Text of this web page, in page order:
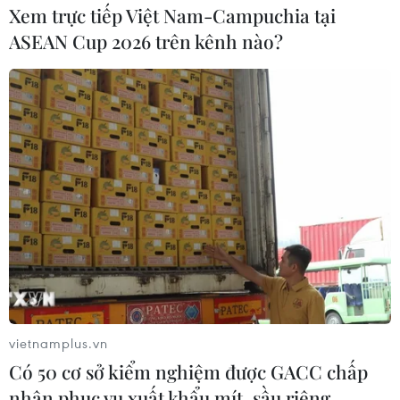
dầu ăn thay dầu diesel tại CH Czech
08/04/2026 01:47
Bức họa Ấn Độ lập kỷ lục đấu giá gần
18 triệu USD
02/04/2026 14:26
Phát hiện cá voi nhà táng biết "đỡ đẻ"
cho đồng loại
28/03/2026 01:20
Nam Phi lần đầu thực hiện thủ thuật
đổi màu mắt vĩnh viễn
Xem trực tiếp Việt Nam-Campuchia tại
ASEAN Cup 2026 trên kênh nào?
vietnamplus.vn
Có 50 cơ sở kiểm nghiệm được GACC chấp